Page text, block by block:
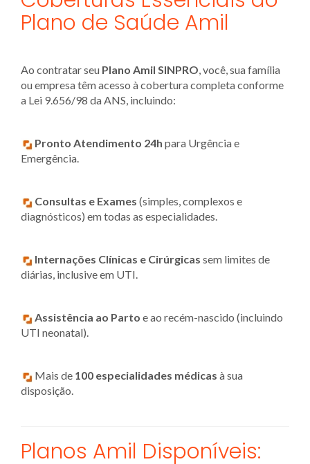
Plano de Saúde Amil
Ao contratar seu Plano Amil SINPRO, você, sua família
ou empresa têm acesso à cobertura completa conforme
a Lei 9.656/98 da ANS, incluindo:
Pronto Atendimento 24h para Urgência e
Emergência.
Consultas e Exames (simples, complexos e
diagnósticos) em todas as especialidades.
Internações Clínicas e Cirúrgicas sem limites de
diárias, inclusive em UTI.
Assistência ao Parto e ao recém-nascido (incluindo
UTI neonatal).
Mais de 100 especialidades médicas à sua
disposição.
Planos Amil Disponíveis: